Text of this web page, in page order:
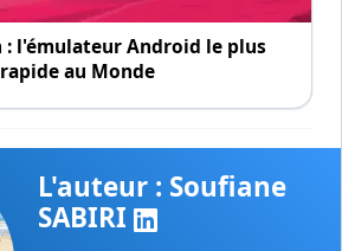
: l'émulateur Android le plus
rapide au Monde
L'auteur : Soufiane
SABIRI